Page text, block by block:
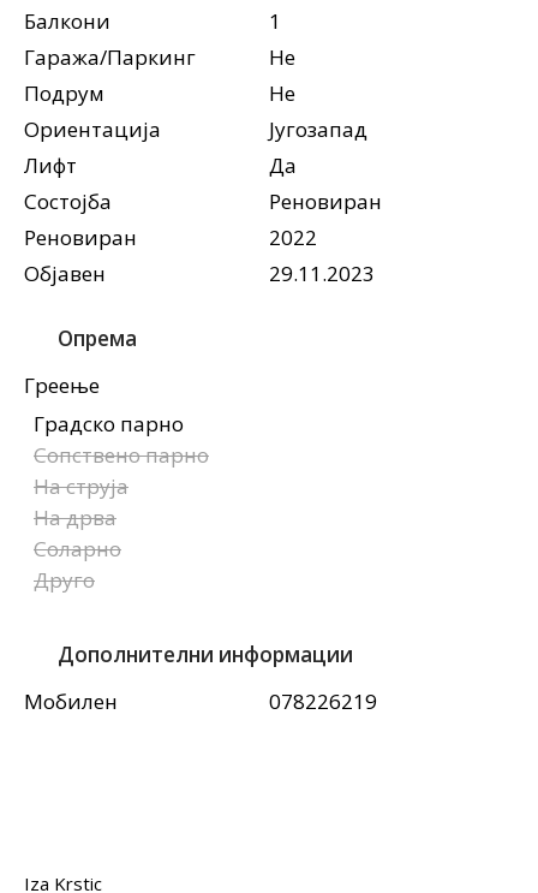
Балкони
1
Гаража/Паркинг
Не
Подрум
Не
Ориентација
Југозапад
Лифт
Да
Состојба
Реновиран
Реновиран
2022
Објавен
29.11.2023
Опрема
Греење
Градско парно
Сопствено парно
На струја
На дрва
Соларно
Друго
Дополнителни информации
Мобилен
078226219
Iza Krstic